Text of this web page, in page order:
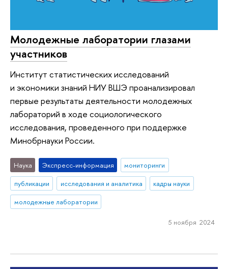
Молодежные лаборатории глазами
участников
Институт статистических исследований
и экономики знаний НИУ ВШЭ проанализировал
первые результаты деятельности молодежных
лабораторий в ходе социологического
исследования, проведенного при поддержке
Минобрнауки России.
Наука Экспресс-информация
мониторинги
публикации
исследования и аналитика
кадры науки
молодежные лаборатории
5 ноября 2024